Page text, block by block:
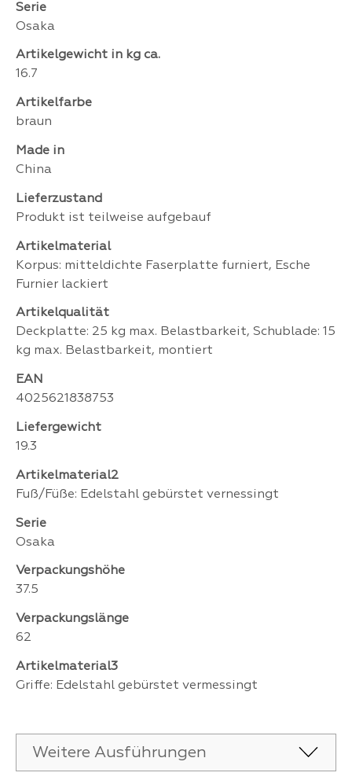
Serie
Osaka
Artikelgewicht in kg ca.
16.7
Artikelfarbe
braun
Made in
China
Lieferzustand
Produkt ist teilweise aufgebauf
Artikelmaterial
Korpus: mitteldichte Faserplatte furniert, Esche
Furnier lackiert
Artikelqualität
Deckplatte: 25 kg max. Belastbarkeit, Schublade: 15
kg max. Belastbarkeit, montiert
EAN
4025621838753
Liefergewicht
19.3
Artikelmaterial2
Fuß/Füße: Edelstahl gebürstet vernessingt
Serie
Osaka
Verpackungshöhe
37.5
Verpackungslänge
62
Artikelmaterial3
Griffe: Edelstahl gebürstet vermessingt
Weitere Ausführungen